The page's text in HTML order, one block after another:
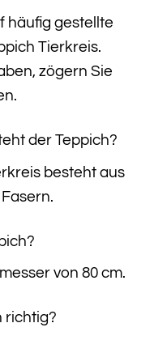
häufig gestellte
Tierkreis.
zögern Sie
der Teppich?
besteht aus
von 80 cm.
richtig?